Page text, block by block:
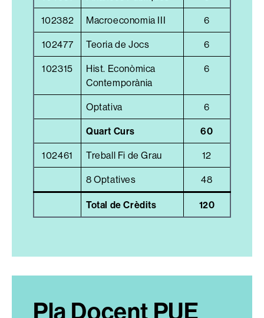
102382 Macroeconomia III 6
102477 Teoria de Jocs 6
102315
Hist. Econòmica
Contemporània
6
Optativa 6
Quart Curs 60
102461 Treball Fi de Grau 12
8 Optatives 48
Total de Crèdits 120
Pla Docent PUE